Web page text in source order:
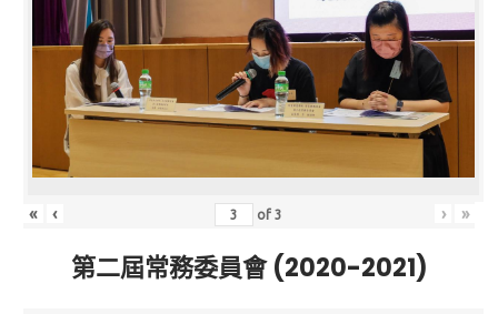
« ‹ of3 › »
第二屆常務委員會 (2020-2021)